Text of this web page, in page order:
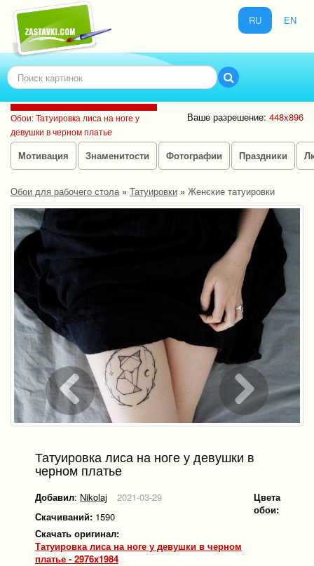
RU EN
Обои: Татуировка лиса на ноге у
девушки в черном платье
Ваше разрешение: 448x896
Мотивация Знаменитости Фотографии Праздники
Обои для рабочего стола» Татуировки » Женские татуировки
Татуировка лиса на ноге у девушки в
черном платье
Добавил: Nikolaj
2021-03-29
Скачиваний: 1590
Скачать оригинал:
Татуировка лиса на ноге у девушки в черном
платье - 2976x1984
Цвета
обои: